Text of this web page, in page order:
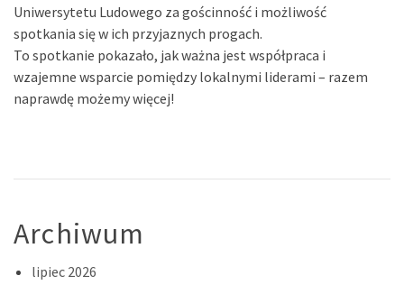
Uniwersytetu Ludowego za gościnność i możliwość
spotkania się w ich przyjaznych progach.
To spotkanie pokazało, jak ważna jest współpraca i
wzajemne wsparcie pomiędzy lokalnymi liderami – razem
naprawdę możemy więcej!
Archiwum
lipiec 2026